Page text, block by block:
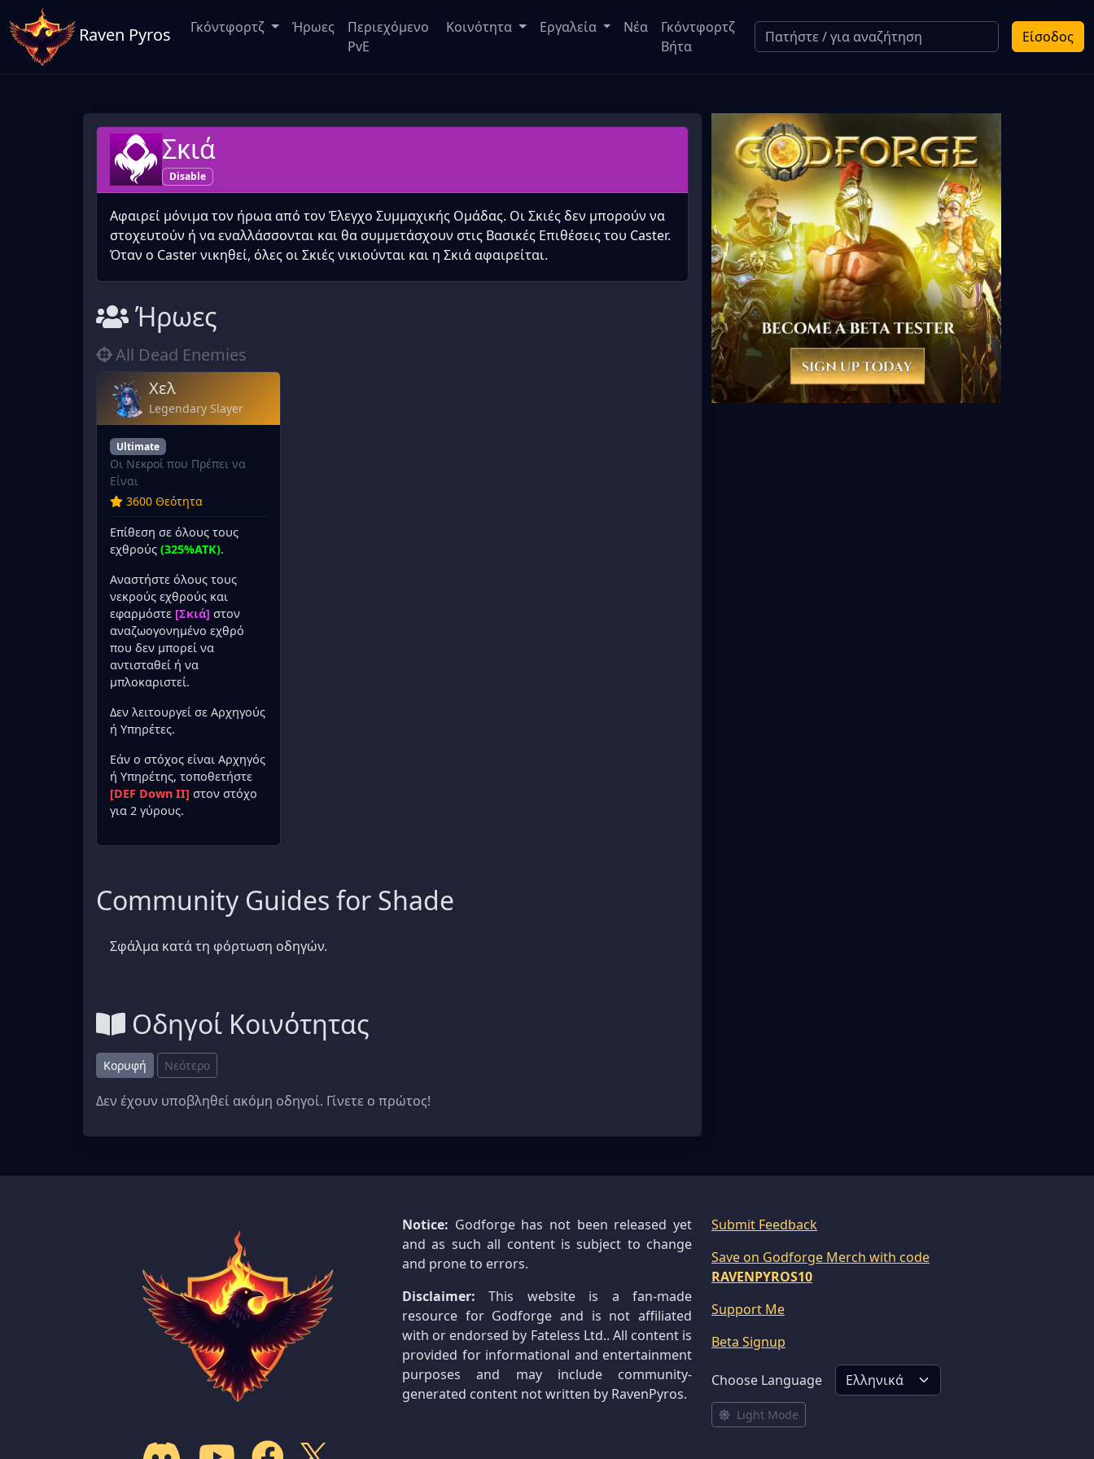
Raven Pyros Είσοδος
Γκόντφορτζ Ήρωες
Περιεχόμενο
PvE
Κοινότητα Εργαλεία Νέα
Γκόντφορτζ
Βήτα
Σκιά
Disable
Αφαιρεί μόνιμα τον ήρωα από τον Έλεγχο Συμμαχικής Ομάδας. Οι Σκιές δεν μπορούν να
στοχευτούν ή να εναλλάσσονται και θα συμμετάσχουν στις Βασικές Επιθέσεις του Caster.
Όταν ο Caster νικηθεί, όλες οι Σκιές νικιούνται και η Σκιά αφαιρείται.
Ήρωες
All Dead Enemies
Χελ
Legendary Slayer
Ultimate
Οι Νεκροί που Πρέπει να
Είναι
3600 Θεότητα
Επίθεση σε όλους τους
εχθρούς (325%ATK).
Αναστήστε όλους τους
νεκρούς εχθρούς και
εφαρμόστε [Σκιά] στον
αναζωογονημένο εχθρό
που δεν μπορεί να
αντισταθεί ή να
μπλοκαριστεί.
Δεν λειτουργεί σε Αρχηγούς
ή Υπηρέτες.
Εάν ο στόχος είναι Αρχηγός
ή Υπηρέτης, τοποθετήστε
[DEF Down II] στον στόχο
για 2 γύρους.
Community Guides for Shade
Σφάλμα κατά τη φόρτωση οδηγών.
Οδηγοί Κοινότητας
Κορυφή Νεότερο
Δεν έχουν υποβληθεί ακόμη οδηγοί. Γίνετε ο πρώτος!
Notice: Godforge has not been released yet
and as such all content is subject to change
and prone to errors.
Disclaimer: This website is a fan-made
resource for Godforge and is not affiliated
with or endorsed by Fateless Ltd.. All content is
provided for informational and entertainment
purposes and may include community-
generated content not written by RavenPyros.
Submit Feedback
Save on Godforge Merch with code
RAVENPYROS10
Support Me
Beta Signup
Choose Language
Light Mode